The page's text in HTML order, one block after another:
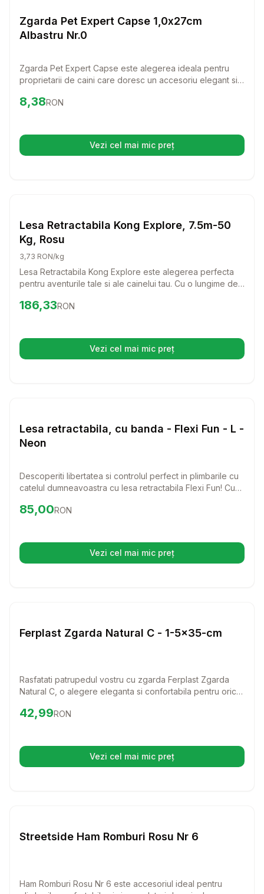
Zgarda Pet Expert Capse 1,0x27cm
Albastru Nr.0
Zgarda Pet Expert Capse este alegerea ideala pentru
proprietarii de caini care doresc un accesoriu elegant si
ofera confort maxim si un stil deosebit pentru patrupedul
Preț:8.38
8,38RON
Vezi cel mai mic preț(se deschide într-o filă nouă)
Lese si Zgarzi
Lesa Retractabila Kong Explore, 7.5m-50
Kg, Rosu
3,73 RON/kg
Lesa Retractabila Kong Explore este alegerea perfecta
pentru aventurile tale si ale cainelui tau. Cu o lungime de
aceasta lesa ofera libertate de miscare si control in
Preț: 186.33
186,33RON
Vezi cel mai mic preț(se deschide într-o filă nouă)
Lese si Zgarzi
Lesa retractabila, cu banda - Flexi Fun - L -
Neon
Descoperiti libertatea si controlul perfect in plimbarile cu
catelul dumneavoastra cu lesa retractabila Flexi Fun! Cu
este ideala pentru cainii de pana la 50 kg, oferindu-le
Preț:85.00
85,00RON
Vezi cel mai mic preț(se deschide într-o filă nouă)
Lese si Zgarzi
Ferplast Zgarda Natural C - 1-5x35-cm
Rasfatati patrupedul vostru cu zgarda Ferplast Zgarda
Natural C, o alegere eleganta si confortabila pentru orice
combina stilul clasic cu functionalitatea, asigurand o
Preț:42.99
42,99RON
Vezi cel mai mic preț(se deschide într-o filă nouă)
Lese si Zgarzi
Streetside Ham Romburi Rosu Nr 6
Ham Romburi Rosu Nr 6 este accesoriul ideal pentru